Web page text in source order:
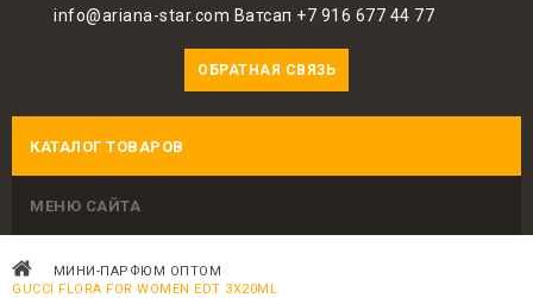
info@ariana-star.com Ватсап +7 916 677 44 77
ОБРАТНАЯ СВЯЗЬ
КАТАЛОГ ТОВАРОВ
МЕНЮ САЙТА
МИНИ-ПАРФЮМ ОПТОМ
GUCCI FLORA FOR WOMEN EDT 3X20ML